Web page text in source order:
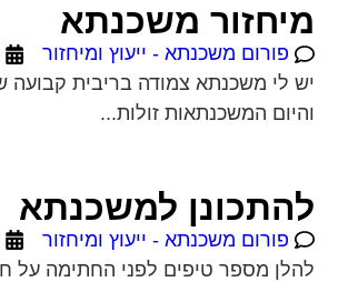
מיחזור משכנתא
פורום משכנתא - ייעוץ ומיחזור
והיום המשכנתאות זולות...
להתכונן למשכנתא
פורום משכנתא - ייעוץ ומיחזור